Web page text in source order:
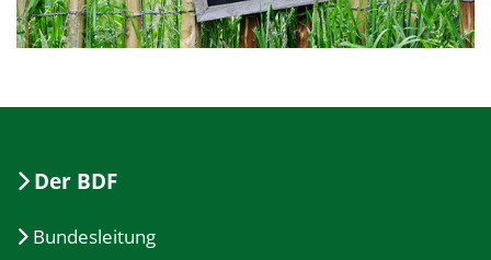
Der BDF
Bundesleitung